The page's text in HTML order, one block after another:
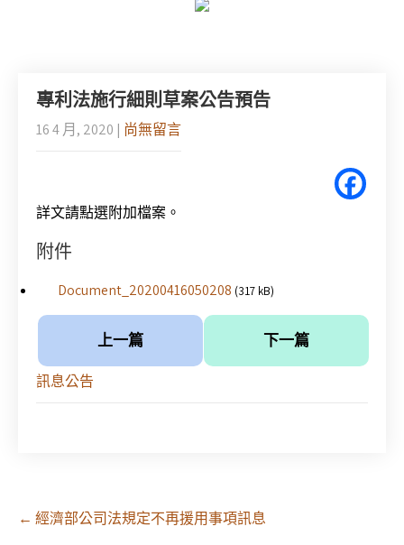
專利法施行細則草案公告預告
16 4 月, 2020 | 尚無留言
詳文請點選附加檔案。
附件
Document_20200416050208 (317 kB)
上一篇 下一篇
訊息公告
Post
navigation
← 經濟部公司法規定不再援用事項訊息